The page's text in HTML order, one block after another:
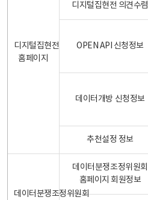
디지털집현전
홈페이지
디지털집현전 의견수렴
OPEN API 신청정보
데이터개방 신청정보
추천설정 정보
데이터분쟁조정위원회
데이터분쟁조정위원회
홈페이지 회원정보